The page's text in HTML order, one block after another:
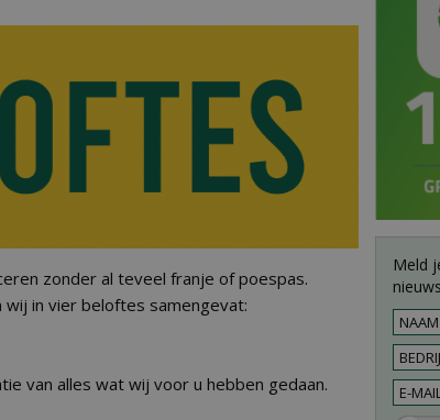
zonder al teveel franje of poespas.
in vier beloftes samengevat:
van alles wat wij voor u hebben gedaan.
Meld